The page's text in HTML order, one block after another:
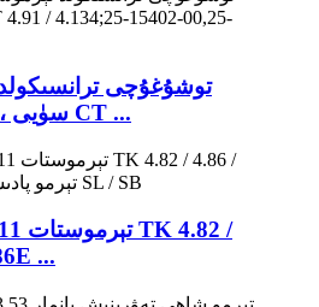
توشۇغۇچى
سۈيى ، توشۇغۇچى CT ...
...